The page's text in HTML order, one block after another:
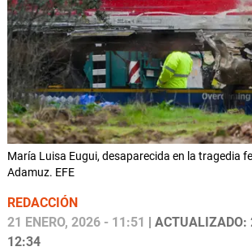
María Luisa Eugui, desaparecida en la tragedia
Adamuz. EFE
REDACCIÓN
21 ENERO, 2026 - 11:51
|
12:34